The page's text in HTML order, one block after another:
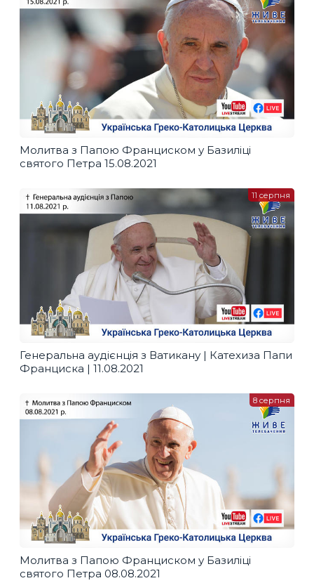
Молитва з Папою Франциском у Базиліці
святого Петра 15.08.2021
Генеральна аудієнція з Ватикану | Катехиза Папи
Франциска | 11.08.2021
11 серпня
Молитва з Папою Франциском у Базиліці
святого Петра 08.08.2021
8 серпня